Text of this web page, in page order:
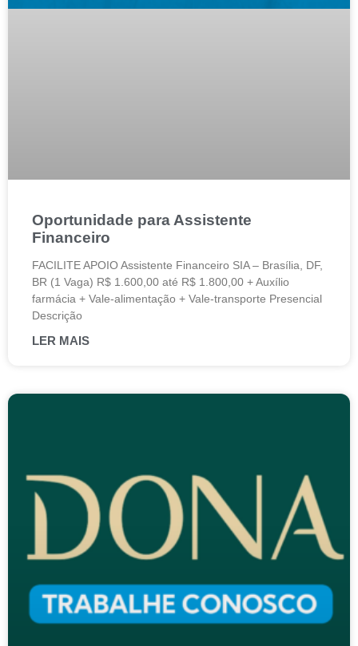
Oportunidade para Assistente
Financeiro
FACILITE APOIO Assistente Financeiro SIA – Brasília, DF,
BR (1 Vaga) R$ 1.600,00 até R$ 1.800,00 + Auxílio
farmácia + Vale-alimentação + Vale-transporte Presencial
Descrição
LER MAIS